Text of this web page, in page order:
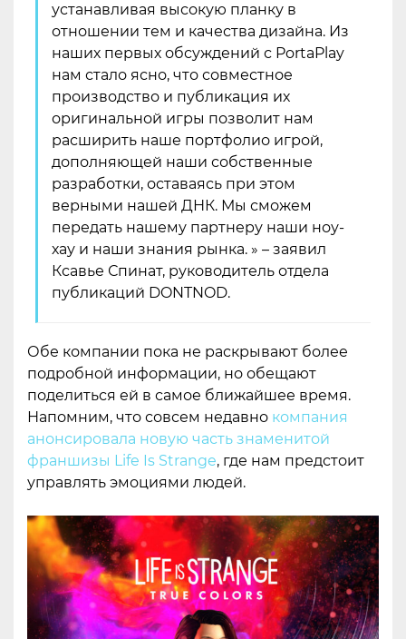
устанавливая высокую планку в
отношении тем и качества дизайна. Из
наших первых обсуждений с PortaPlay
нам стало ясно, что совместное
производство и публикация их
оригинальной игры позволит нам
расширить наше портфолио игрой,
дополняющей наши собственные
разработки, оставаясь при этом
верными нашей ДНК. Мы сможем
передать нашему партнеру наши ноу-
хау и наши знания рынка. » – заявил
Ксавье Спинат, руководитель отдела
публикаций DONTNOD.
Обе компании пока не раскрывают более
подробной информации, но обещают
поделиться ей в самое ближайшее время.
Напомним, что совсем недавно компания
анонсировала новую часть знаменитой
франшизы Life Is Strange, где нам предстоит
управлять эмоциями людей.